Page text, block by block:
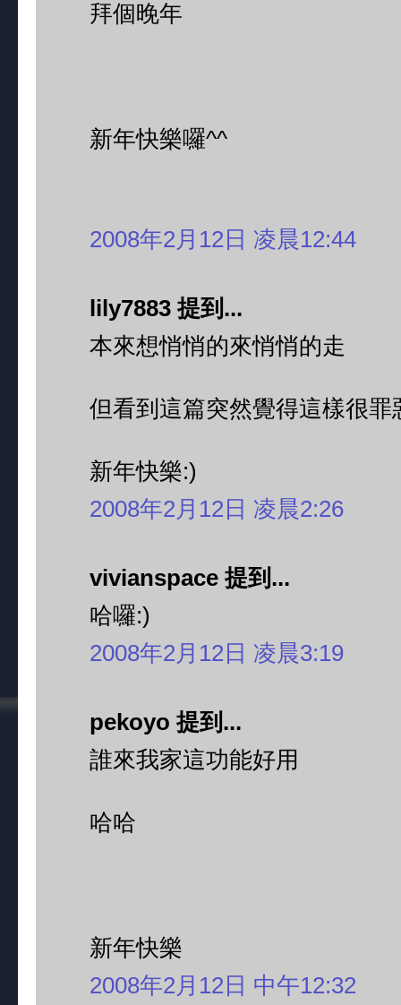
拜個晚年
新年快樂囉^^
2008年2月12日 凌晨12:44
lily7883 提到...
本來想悄悄的來悄悄的走
但看到這篇突然覺得這樣很罪
新年快樂:)
2008年2月12日 凌晨2:26
vivianspace 提到...
哈囉:)
2008年2月12日 凌晨3:19
pekoyo 提到...
誰來我家這功能好用
哈哈
新年快樂
2008年2月12日 中午12:32